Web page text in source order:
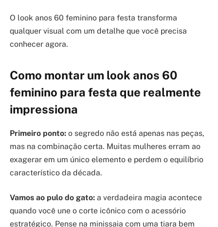
O look anos 60 feminino para festa transforma
qualquer visual com um detalhe que você precisa
conhecer agora.
Como montar um look anos 60
feminino para festa que realmente
impressiona
Primeiro ponto: o segredo não está apenas nas peças,
mas na combinação certa. Muitas mulheres erram ao
exagerar em um único elemento e perdem o equilíbrio
característico da década.
Vamos ao pulo do gato: a verdadeira magia acontece
quando você une o corte icônico com o acessório
estratégico. Pense na minissaia com uma tiara bem